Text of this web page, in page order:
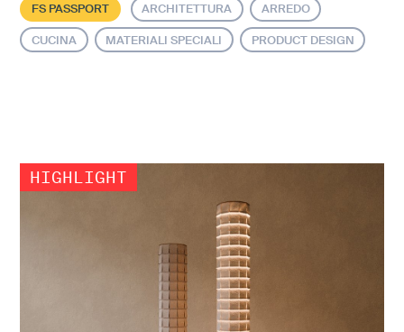
FS PASSPORT ARCHITETTURA ARREDO
CUCINA MATERIALI SPECIALI PRODUCT DESIGN